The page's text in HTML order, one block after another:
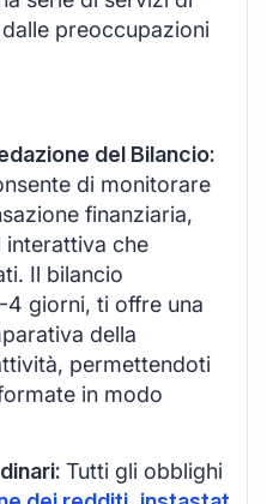
preoccupazioni
del Bilancio:
di monitorare
finanziaria,
interattiva che
Il bilancio
4 giorni, ti offre una
della
permettendoti
in modo
Tutti gli obblighi